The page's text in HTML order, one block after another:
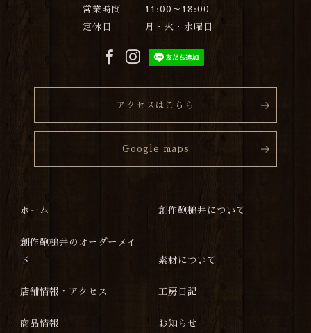
営業時間
11:00～18:00
定休日
月・火・水曜日
アクセスはこちら
Google maps
ホーム 創作鞄槌井について
創作鞄槌井のオーダーメイ
ド
素材について
店舗情報・アクセス 工房日記
商品情報 お知らせ